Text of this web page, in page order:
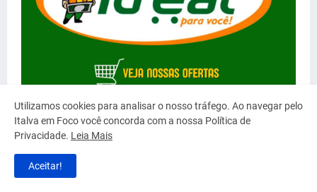
Utilizamos cookies para analisar o nosso tráfego. Ao navegar pelo
Italva em Foco você concorda com a nossa Política de
Privacidade. Leia Mais
Aceitar!